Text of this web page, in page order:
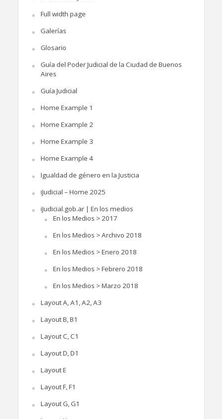
Full width page
Galerías
Glosario
Guía del Poder Judicial de la Ciudad de Buenos
Aires
Guía Judicial
Home Example 1
Home Example 2
Home Example 3
Home Example 4
Igualdad de género en la Justicia
iJudicial – Home 2025
iJudicial.gob.ar | En los medios
En los Medios > 2017
En los Medios > Archivo 2018
En los Medios > Enero 2018
En los Medios > Febrero 2018
En los Medios > Marzo 2018
Layout A, A1, A2, A3
Layout B, B1
Layout C, C1
Layout D, D1
Layout E
Layout F, F1
Layout G, G1